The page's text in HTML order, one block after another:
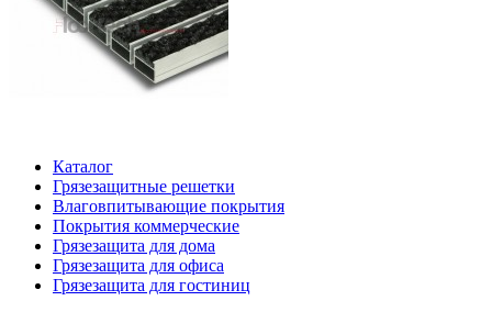
Каталог
Грязезащитные решетки
Влаговпитывающие покрытия
Покрытия коммерческие
Грязезащита для дома
Грязезащита для офиса
Грязезащита для гостиниц